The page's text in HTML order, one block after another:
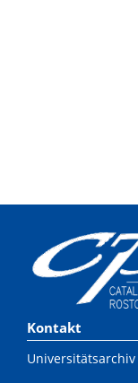
Kontakt
Universitätsarchiv